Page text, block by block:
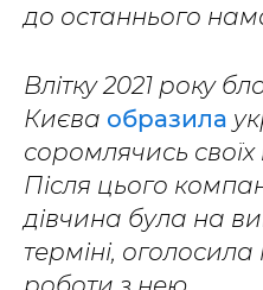
до останнього
Влітку 2021 року
Києва образила
соромлячись
Після цього
дівчина була на
терміні,